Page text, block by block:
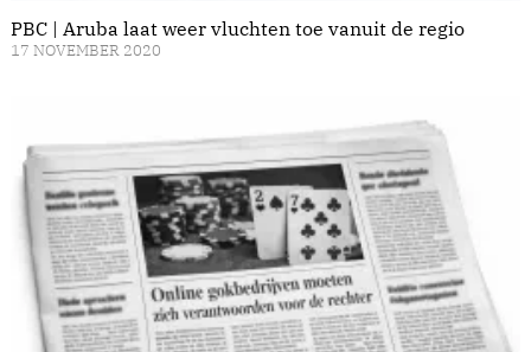
PBC | Aruba laat weer vluchten toe vanuit de regio
17 NOVEMBER 2020